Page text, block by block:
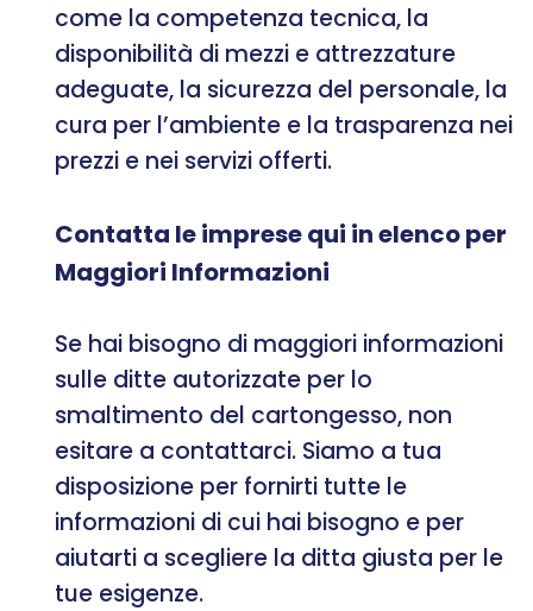
come la competenza tecnica, la
disponibilità di mezzi e attrezzature
adeguate, la sicurezza del personale, la
cura per l’ambiente e la trasparenza nei
prezzi e nei servizi offerti.
Contatta le imprese qui in elenco per
Maggiori Informazioni
Se hai bisogno di maggiori informazioni
sulle ditte autorizzate per lo
smaltimento del cartongesso, non
esitare a contattarci. Siamo a tua
disposizione per fornirti tutte le
informazioni di cui hai bisogno e per
aiutarti a scegliere la ditta giusta per le
tue esigenze.